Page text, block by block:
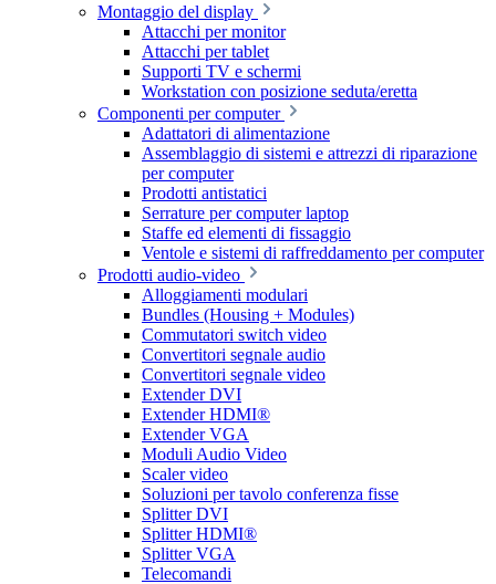
Montaggio del display
Attacchi per monitor
Attacchi per tablet
Supporti TV e schermi
Workstation con posizione seduta/eretta
Componenti per computer
Adattatori di alimentazione
Assemblaggio di sistemi e attrezzi di riparazione
per computer
Prodotti antistatici
Serrature per computer laptop
Staffe ed elementi di fissaggio
Ventole e sistemi di raffreddamento per computer
Prodotti audio-video
Alloggiamenti modulari
Bundles (Housing + Modules)
Commutatori switch video
Convertitori segnale audio
Convertitori segnale video
Extender DVI
Extender HDMI®
Extender VGA
Moduli Audio Video
Scaler video
Soluzioni per tavolo conferenza fisse
Splitter DVI
Splitter HDMI®
Splitter VGA
Telecomandi